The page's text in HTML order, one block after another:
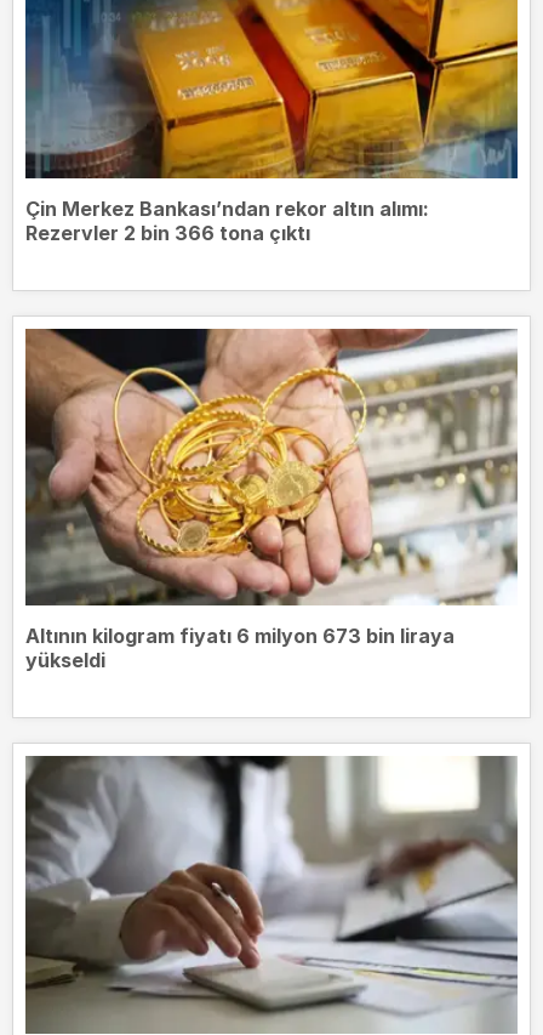
Çin Merkez Bankası’ndan rekor altın alımı:
Rezervler 2 bin 366 tona çıktı
Altının kilogram fiyatı 6 milyon 673 bin liraya
yükseldi